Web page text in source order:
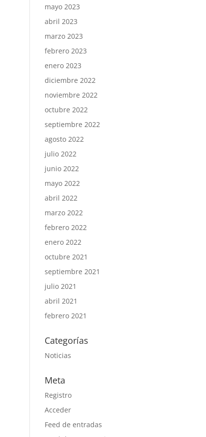
mayo 2023
abril 2023
marzo 2023
febrero 2023
enero 2023
diciembre 2022
noviembre 2022
octubre 2022
septiembre 2022
agosto 2022
julio 2022
junio 2022
mayo 2022
abril 2022
marzo 2022
febrero 2022
enero 2022
octubre 2021
septiembre 2021
julio 2021
abril 2021
febrero 2021
Categorías
Noticias
Meta
Registro
Acceder
Feed de entradas